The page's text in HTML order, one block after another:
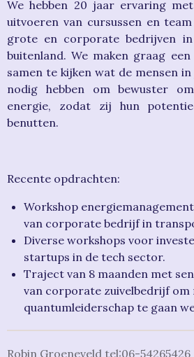
We hebben 20 jaar ervaring
uitvoeren van cursussen en
grote en corporate bedrijven
buitenland. We maken graag
samen te kijken wat de mensen
nodig hebben om bewuster
energie, zodat zij hun
benutten.
Recente opdrachten:
Workshop
van corporate bedrijf in
Diverse workshops voor
startups in de tech sector.
Traject van 8 maanden met
van corporate zuivelbedrijf om
quantumleiderschap te gaan
Robin Groeneveld tel:06-